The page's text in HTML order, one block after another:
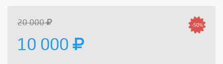
20 000
10 000
-50%